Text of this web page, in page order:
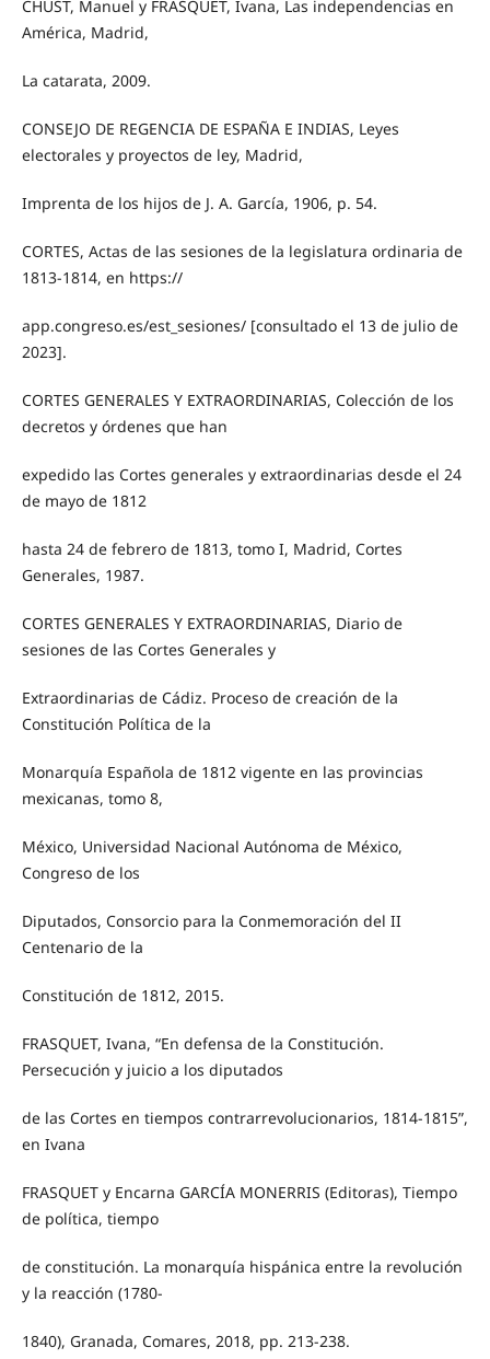
CHUST, Manuel y FRASQUET, Ivana, Las independencias en
América, Madrid,
La catarata, 2009.
CONSEJO DE REGENCIA DE ESPAÑA E INDIAS, Leyes
electorales y proyectos de ley, Madrid,
Imprenta de los hijos de J. A. García, 1906, p. 54.
CORTES, Actas de las sesiones de la legislatura ordinaria de
1813-1814, en https://
app.congreso.es/est_sesiones/ [consultado el 13 de julio de
2023].
CORTES GENERALES Y EXTRAORDINARIAS, Colección de los
decretos y órdenes que han
expedido las Cortes generales y extraordinarias desde el 24
de mayo de 1812
hasta 24 de febrero de 1813, tomo I, Madrid, Cortes
Generales, 1987.
CORTES GENERALES Y EXTRAORDINARIAS, Diario de
sesiones de las Cortes Generales y
Extraordinarias de Cádiz. Proceso de creación de la
Constitución Política de la
Monarquía Española de 1812 vigente en las provincias
mexicanas, tomo 8,
México, Universidad Nacional Autónoma de México,
Congreso de los
Diputados, Consorcio para la Conmemoración del II
Centenario de la
Constitución de 1812, 2015.
FRASQUET, Ivana, “En defensa de la Constitución.
Persecución y juicio a los diputados
de las Cortes en tiempos contrarrevolucionarios, 1814-1815”,
en Ivana
FRASQUET y Encarna GARCÍA MONERRIS (Editoras), Tiempo
de política, tiempo
de constitución. La monarquía hispánica entre la revolución
y la reacción (1780-
1840), Granada, Comares, 2018, pp. 213-238.